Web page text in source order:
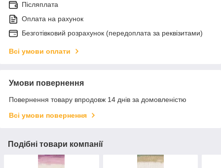
Післяплата
Оплата на рахунок
Безготівковий розрахунок (передоплата за реквізитами)
Всі умови оплати
Умови повернення
Повернення товару впродовж 14 днів за домовленістю
Всі умови повернення
Подібні товари компанії